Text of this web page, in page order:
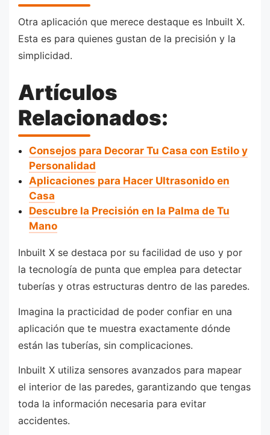
Otra aplicación que merece destaque es Inbuilt X.
Esta es para quienes gustan de la precisión y la
simplicidad.
Artículos
Relacionados:
Consejos para Decorar Tu Casa con Estilo y
Personalidad
Aplicaciones para Hacer Ultrasonido en
Casa
Descubre la Precisión en la Palma de Tu
Mano
Inbuilt X se destaca por su facilidad de uso y por
la tecnología de punta que emplea para detectar
tuberías y otras estructuras dentro de las paredes.
Imagina la practicidad de poder confiar en una
aplicación que te muestra exactamente dónde
están las tuberías, sin complicaciones.
Inbuilt X utiliza sensores avanzados para mapear
el interior de las paredes, garantizando que tengas
toda la información necesaria para evitar
accidentes.